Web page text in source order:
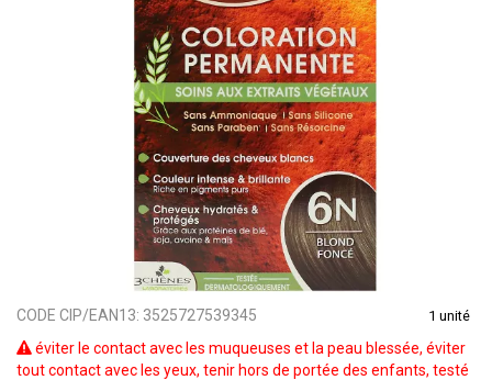
CODE CIP/EAN13: 3525727539345 1 unité
éviter le contact avec les muqueuses et la peau blessée, éviter
tout contact avec les yeux, tenir hors de portée des enfants, testé